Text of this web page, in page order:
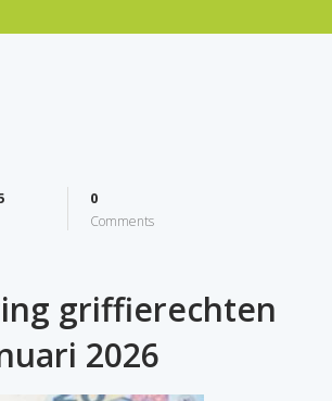
0
Comments
griffierechten
2026